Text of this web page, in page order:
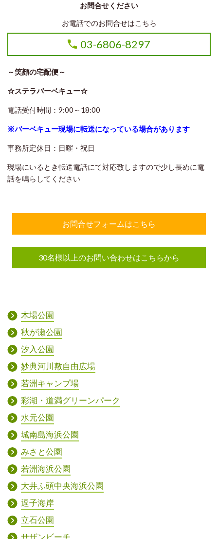
お問合せください
お電話でのお問合せはこちら
03-6806-8297
～笑顔の宅配便～
☆ステラバーベキュー☆
電話受付時間：9:00～18:00
※バーベキュー現場に転送になっている場合があります
事務所定休日：日曜・祝日
現場にいるとき転送電話にて対応致しますので少し長めに電
話を鳴らしてください
お問合せフォームはこちら
30名様以上のお問い合わせはこちらから
木場公園
秋が瀬公園
汐入公園
妙典河川敷自由広場
若洲キャンプ場
彩湖・道満グリーンパーク
水元公園
城南島海浜公園
みさと公園
若洲海浜公園
大井ふ頭中央海浜公園
逗子海岸
立石公園
サザンビーチ